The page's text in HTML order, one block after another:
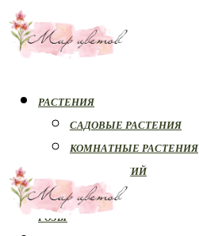
РАСТЕНИЯ
САДОВЫЕ РАСТЕНИЯ
КОМНАТНЫЕ РАСТЕНИЯ
БОЛЕЗНИ РАСТЕНИЙ
ОРХИДЕИ
РОЗЫ